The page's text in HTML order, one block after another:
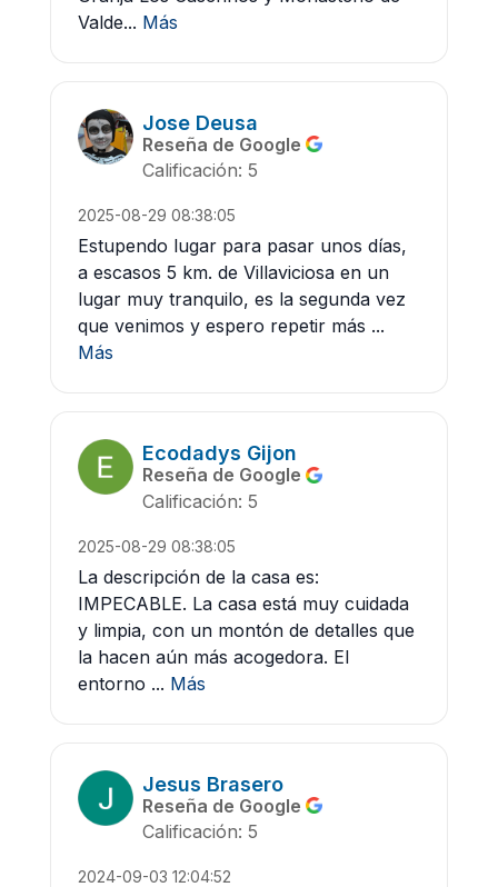
Valde... Más
Jose Deusa
Reseña de Google
Calificación: 5
2025-08-29 08:38:05
Estupendo lugar para pasar unos días,
a escasos 5 km. de Villaviciosa en un
lugar muy tranquilo, es la segunda vez
que venimos y espero repetir más ...
Más
Ecodadys Gijon
Reseña de Google
Calificación: 5
2025-08-29 08:38:05
La descripción de la casa es:
IMPECABLE. La casa está muy cuidada
y limpia, con un montón de detalles que
la hacen aún más acogedora. El
entorno ... Más
Jesus Brasero
Reseña de Google
Calificación: 5
2024-09-03 12:04:52